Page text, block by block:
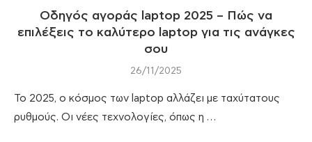
Οδηγός αγοράς laptop 2025 – Πώς να
επιλέξεις το καλύτερο laptop για τις ανάγκες
σου
26/11/2025
Το 2025, ο κόσμος των laptop αλλάζει με ταχύτατους
ρυθμούς. Οι νέες τεχνολογίες, όπως η …